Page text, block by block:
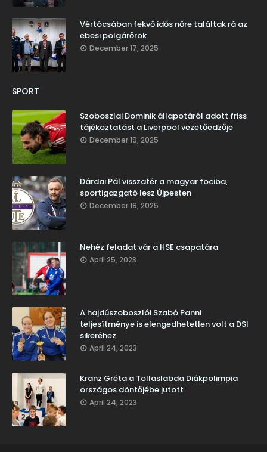
Vértócsában fekvő idős nőre találtak rá az
ebesi polgárőrök
December 17, 2025
SPORT
Szoboszlai Dominik állapotáról adott friss
tájékoztatást a Liverpool vezetőedzője
December 19, 2025
Dárdai Pál visszatér a magyar fociba,
sportigazgató lesz Újpesten
December 19, 2025
Nehéz feladat vár a HSE csapatára
April 25, 2023
A hajdúszoboszlói Szabó Panni
teljesítménye is elengedhetetlen volt a DSI
sikeréhez
April 24, 2023
Kranz Gréta a Tollaslabda Diákpolimpia
országos döntőjébe jutott
April 24, 2023